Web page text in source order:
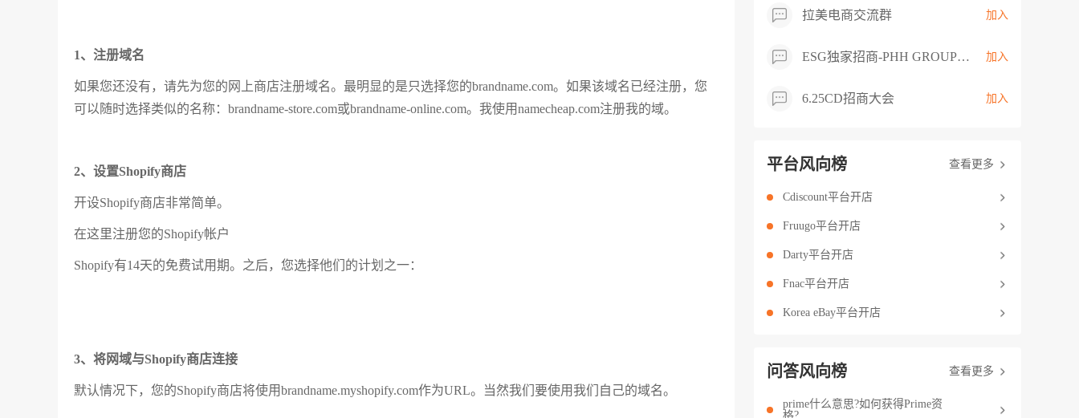
1、注册域名
如果您还没有，请先为您的网上商店注册域名。最明显的是只选择您的brandname.com。如果该域名已经注册，您
可以随时选择类似的名称：brandname-store.com或brandname-online.com。我使用namecheap.com注册我的域。
2、设置Shopify商店
开设Shopify商店非常简单。
在这里注册您的Shopify帐户
Shopify有14天的免费试用期。之后，您选择他们的计划之一：
3、将网域与Shopify商店连接
默认情况下，您的Shopify商店将使用brandname.myshopify.com作为URL。当然我们要使用我们自己的域名。
拉美电商交流群 加入
ESG独家招商-PHH GROUP卖家交流群 加入
6.25CD招商大会 加入
平台风向榜 查看更多
Cdiscount平台开店
Fruugo平台开店
Darty平台开店
Fnac平台开店
Korea eBay平台开店
问答风向榜 查看更多
prime什么意思?如何获得Prime资
格?